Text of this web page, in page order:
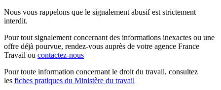
Nous vous rappelons que le signalement abusif est strictement
interdit.
Pour tout signalement concernant des informations inexactes ou une
offre déjà pourvue, rendez-vous auprès de votre agence France
Travail ou contactez-nous
Pour toute information concernant le droit du travail, consultez
les fiches pratiques du Ministère du travail